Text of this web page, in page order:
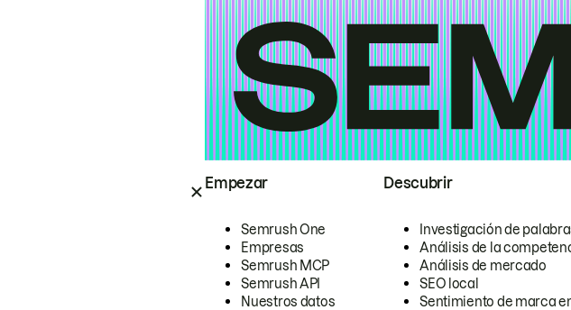
Empezar
Semrush One
Empresas
Semrush MCP
Semrush API
Nuestros datos
Descubrir
Investigación de
Análisis de la
Análisis de mercado
SEO local
Sentimiento de marca